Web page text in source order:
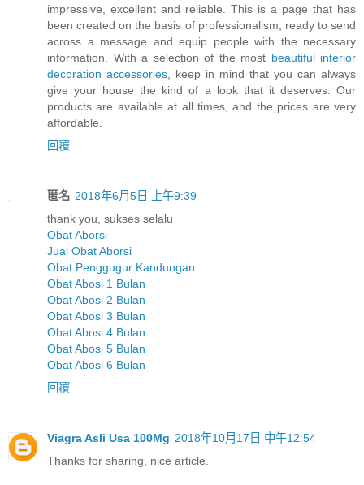
impressive, excellent and reliable. This is a page that has
been created on the basis of professionalism, ready to send
across a message and equip people with the necessary
information. With a selection of the most beautiful interior
decoration accessories , keep in mind that you can always
give your house the kind of a look that it deserves. Our
products are available at all times, and the prices are very
affordable.
回覆
匿名 2018年6月5日 上午9:39
thank you, sukses selalu
Obat Aborsi
Jual Obat Aborsi
Obat Penggugur Kandungan
Obat Abosi 1 Bulan
Obat Abosi 2 Bulan
Obat Abosi 3 Bulan
Obat Abosi 4 Bulan
Obat Abosi 5 Bulan
Obat Abosi 6 Bulan
回覆
Viagra Asli Usa 100Mg 2018年10月17日 中午12:54
Thanks for sharing, nice article.